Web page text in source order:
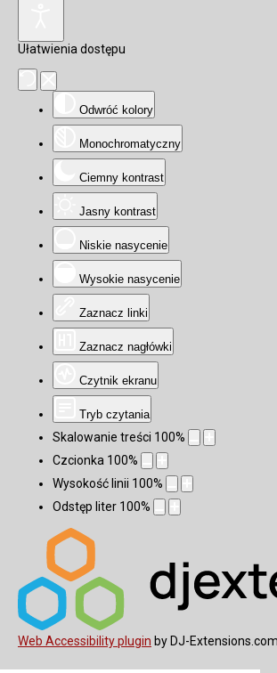
Ułatwienia dostępu
Odwróć kolory
Monochromatyczny
Ciemny kontrast
Jasny kontrast
Niskie nasycenie
Wysokie nasycenie
Zaznacz linki
Zaznacz nagłówki
Czytnik ekranu
Tryb czytania
Skalowanie treści 100%
Czcionka 100%
Wysokość linii 100%
Odstęp liter 100%
Web Accessibility plugin by DJ-Extensions.com